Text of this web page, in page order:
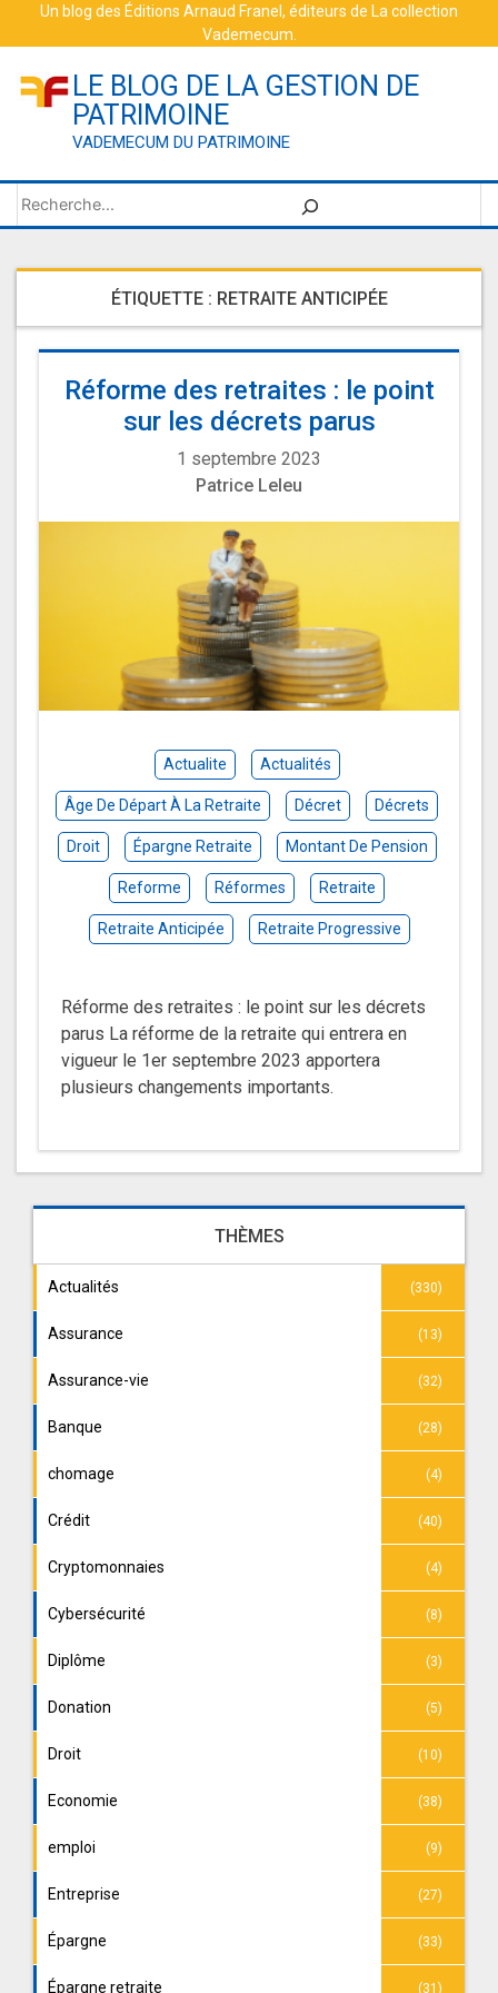
Un blog des Éditions Arnaud Franel , éditeurs de La collection
Vademecum
LE BLOG DE LA GESTION DE
PATRIMOINE
VADEMECUM DU PATRIMOINE
Rechercher
ÉTIQUETTE : RETRAITE ANTICIPÉE
Réforme des retraites : le point
sur les décrets parus
1 septembre 2023
Patrice Leleu
Actualite Actualités
Âge De Départ À La Retraite Décret Décrets
Droit Épargne Retraite Montant De Pension
Reforme Réformes Retraite
Retraite Anticipée Retraite Progressive
Réforme des retraites : le point sur les décrets
parus La réforme de la retraite qui entrera en
vigueur le 1er septembre 2023 apportera
plusieurs changements importants.
THÈMES
Actualités (330)
Assurance (13)
Assurance-vie (32)
Banque (28)
chomage (4)
Crédit (40)
Cryptomonnaies (4)
Cybersécurité (8)
Diplôme (3)
Donation (5)
Droit (10)
Economie (38)
emploi (9)
Entreprise (27)
Épargne (33)
Épargne retraite (31)